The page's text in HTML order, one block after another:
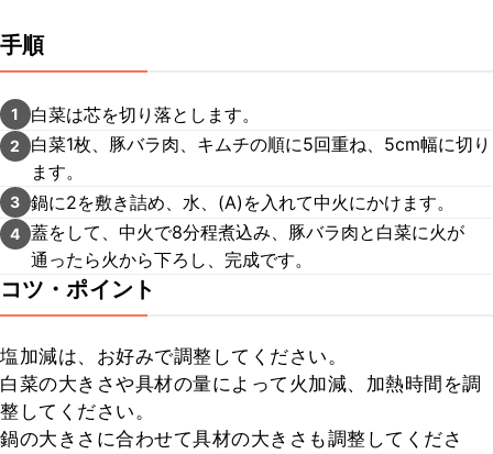
手順
1 白菜は芯を切り落とします。
2
白菜1枚、豚バラ肉、キムチの順に5回重ね、5cm幅に切り
ます。
3 鍋に2を敷き詰め、水、(A)を入れて中火にかけます。
4 蓋をして、中火で8分程煮込み、豚バラ肉と白菜に火が
通ったら火から下ろし、完成です。
コツ・ポイント
塩加減は、お好みで調整してください。
白菜の大きさや具材の量によって火加減、加熱時間を調
整してください。
鍋の大きさに合わせて具材の大きさも調整してくださ